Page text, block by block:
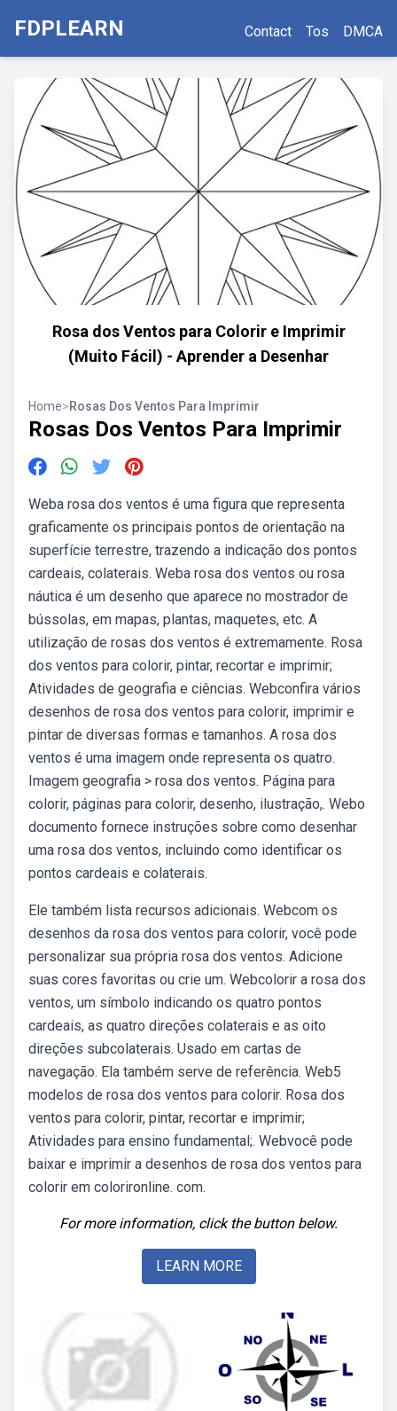
FDPLEARN Contact Tos DMCA
Rosa dos Ventos para Colorir e Imprimir
(Muito Fácil) - Aprender a Desenhar
Home>Rosas Dos Ventos Para Imprimir
Rosas Dos Ventos Para Imprimir
Weba rosa dos ventos é uma figura que representa
graficamente os principais pontos de orientação na
superfície terrestre, trazendo a indicação dos pontos
cardeais, colaterais. Weba rosa dos ventos ou rosa
náutica é um desenho que aparece no mostrador de
bússolas, em mapas, plantas, maquetes, etc. A
utilização de rosas dos ventos é extremamente. Rosa
dos ventos para colorir, pintar, recortar e imprimir;
Atividades de geografia e ciências. Webconfira vários
desenhos de rosa dos ventos para colorir, imprimir e
pintar de diversas formas e tamanhos. A rosa dos
ventos é uma imagem onde representa os quatro.
Imagem geografia > rosa dos ventos. Página para
colorir, páginas para colorir, desenho, ilustração,. Webo
documento fornece instruções sobre como desenhar
uma rosa dos ventos, incluindo como identificar os
pontos cardeais e colaterais.
Ele também lista recursos adicionais. Webcom os
desenhos da rosa dos ventos para colorir, você pode
personalizar sua própria rosa dos ventos. Adicione
suas cores favoritas ou crie um. Webcolorir a rosa dos
ventos, um símbolo indicando os quatro pontos
cardeais, as quatro direções colaterais e as oito
direções subcolaterais. Usado em cartas de
navegação. Ela também serve de referência. Web5
modelos de rosa dos ventos para colorir. Rosa dos
ventos para colorir, pintar, recortar e imprimir;
Atividades para ensino fundamental;. Webvocê pode
baixar e imprimir a desenhos de rosa dos ventos para
colorir em colorironline. com.
For more information, click the button below.
LEARN MORE